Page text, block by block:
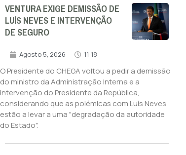
VENTURA EXIGE DEMISSÃO DE
LUÍS NEVES E INTERVENÇÃO
DE SEGURO
Agosto 5, 2026 11:18
O Presidente do CHEGA voltou a pedir a demissão
do ministro da Administração Interna e a
intervenção do Presidente da República,
considerando que as polémicas com Luís Neves
estão a levar a uma "degradação da autoridade
do Estado".